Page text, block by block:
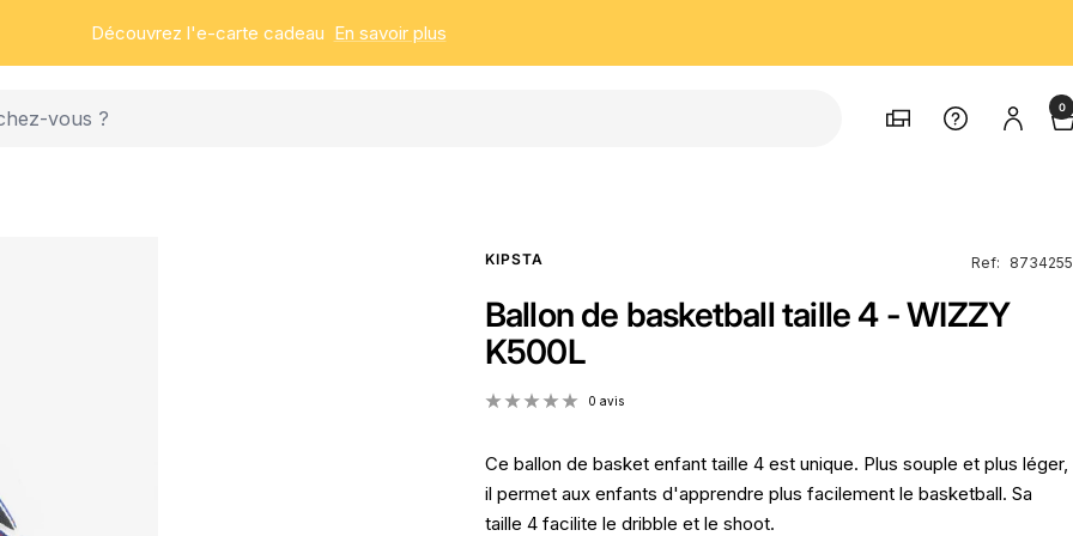
Découvrez l'e-carte cadeau En savoir plus
MagasinsSupport 0
KIPSTA
Ballon de basketball taille 4 - WIZZY
K500L
0 avis
Ce ballon de basket enfant taille 4 est unique. Plus souple et plus léger,
il permet aux enfants d'apprendre plus facilement le basketball. Sa
taille 4 facilite le dribble et le shoot.
Ref: 8734255